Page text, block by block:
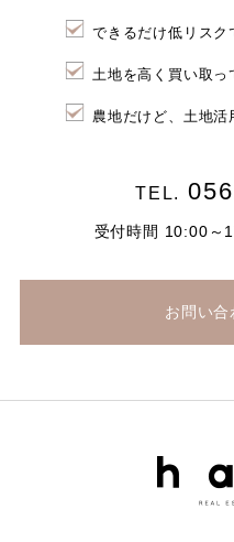
できるだけ低リスク
土地を高く買い取っ
農地だけど、土地活
TEL.
受付時間 10:00～
お問い合